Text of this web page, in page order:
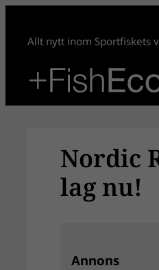
innehåll
Allt nytt inom Sportfiskets
Nordic
lag nu!
Annons